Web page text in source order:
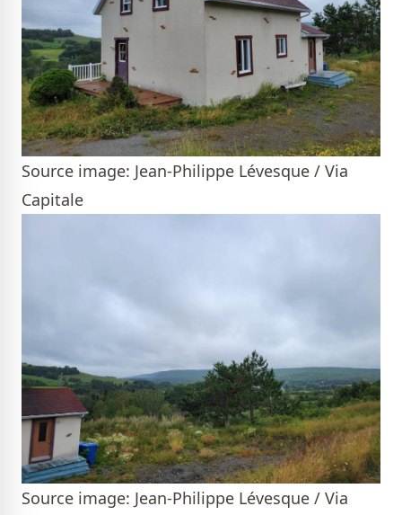
Source image: Jean-Philippe Lévesque / Via
Capitale
Source image: Jean-Philippe Lévesque / Via